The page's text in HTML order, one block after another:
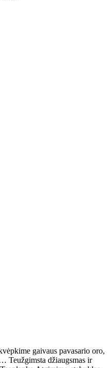
gaivaus pavasario oro,
Teužgimsta džiaugsmas ir